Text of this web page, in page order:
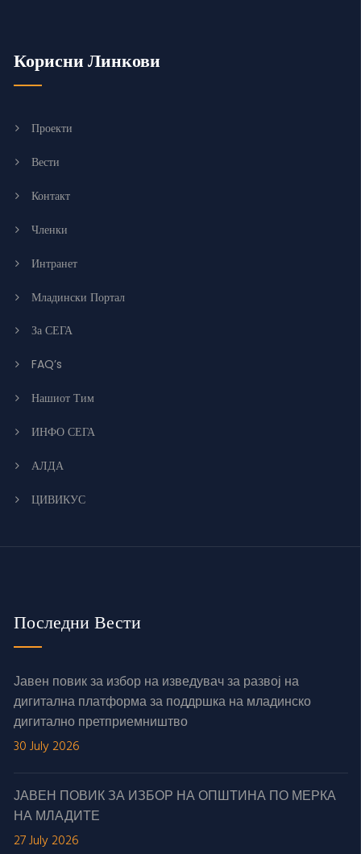
Корисни Линкови
Проекти
Вести
Контакт
Членки
Интранет
Младински Портал
За СЕГА
FAQ’s
Нашиот Тим
ИНФО СЕГА
АЛДА
ЦИВИКУС
Последни Вести
Јавен повик за избор на изведувач за развој на
дигитална платформа за поддршка на младинско
дигитално претприемништво
30 July 2026
ЈАВЕН ПОВИК ЗА ИЗБОР НА ОПШТИНА ПО МЕРКА
НА МЛАДИТЕ
27 July 2026